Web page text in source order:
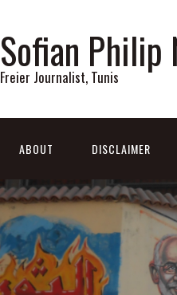
Sofian Philip
Freier Journalist, Tunis
ABOUT DISCLAIMER